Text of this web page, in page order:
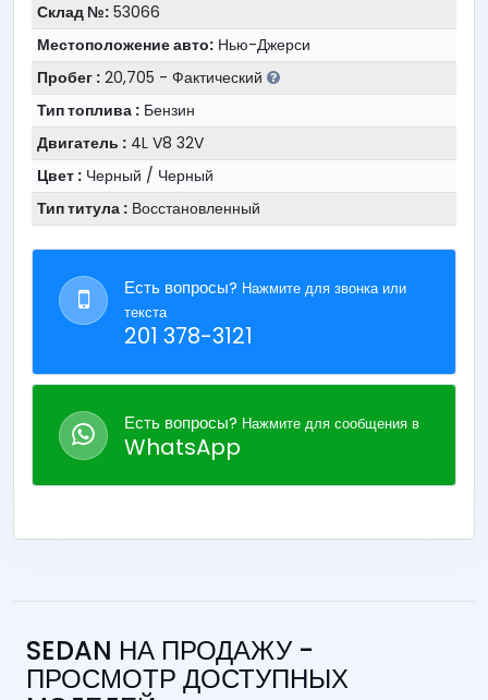
Склад №:53066
Местоположение авто:Нью-Джерси
Пробег :20,705 - Фактический
Тип топлива :Бензин
Двигатель :4L V8 32V
Цвет :Черный / Черный
Тип титула :Восстановленный
Есть вопросы? Нажмите для звонка или
текста
201 378-3121
Есть вопросы? Нажмите для сообщения в
WhatsApp
SEDAN НА ПРОДАЖУ -
ПРОСМОТР ДОСТУПНЫХ